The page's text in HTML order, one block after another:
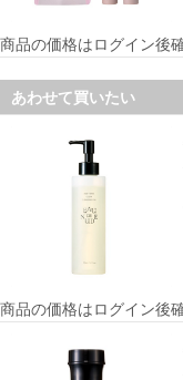
商品の価格はログイン後
あわせて買いたい
商品の価格はログイン後